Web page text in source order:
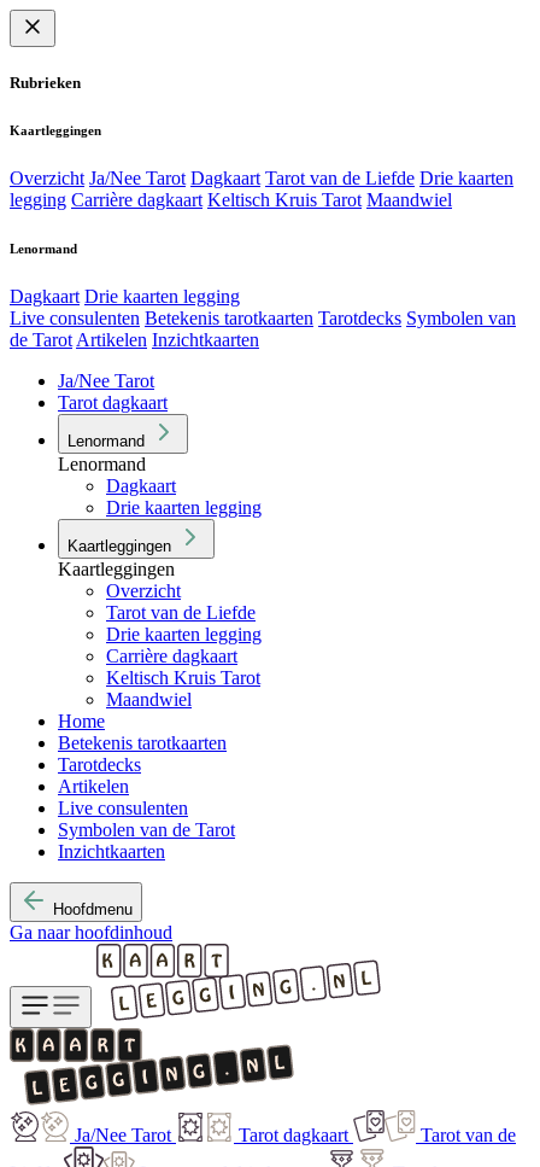
Rubrieken
Kaartleggingen
Overzicht Ja/Nee Tarot Dagkaart Tarot van de Liefde Drie kaarten
legging Carrière dagkaart Keltisch Kruis Tarot Maandwiel
Lenormand
Dagkaart Drie kaarten legging
Live consulenten Betekenis tarotkaarten Tarotdecks Symbolen van
de Tarot Artikelen Inzichtkaarten
Ja/Nee Tarot
Tarot dagkaart
Lenormand
Lenormand
Dagkaart
Drie kaarten legging
Kaartleggingen
Kaartleggingen
Overzicht
Tarot van de Liefde
Drie kaarten legging
Carrière dagkaart
Keltisch Kruis Tarot
Maandwiel
Home
Betekenis tarotkaarten
Tarotdecks
Artikelen
Live consulenten
Symbolen van de Tarot
Inzichtkaarten
Hoofdmenu
Ga naar hoofdinhoud
Ja/Nee Tarot Tarot dagkaart
Tarot van de